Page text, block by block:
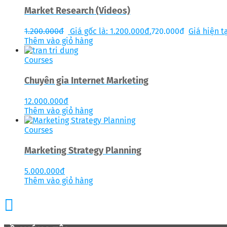
Market Research (Videos)
1.200.000đ Giá gốc là: 1.200.000đ.720.000đ Giá hiện
Thêm vào giỏ hàng
Courses
Chuyên gia Internet Marketing
12.000.000đ
Thêm vào giỏ hàng
Courses
Marketing Strategy Planning
5.000.000đ
Thêm vào giỏ hàng